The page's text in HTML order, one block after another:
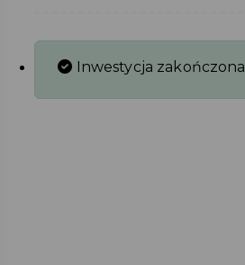
Inwestycja zakończona